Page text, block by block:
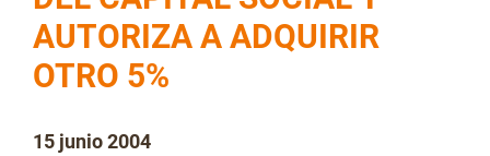
Compromiso
Regulación
AUTORIZA A ADQUIRIR
OTRO 5%
15 junio 2004